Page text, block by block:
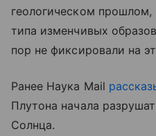
геологическом
типа изменчивых
пор не фиксировали на
Ранее Наука Mail
Плутона начала
Солнца.